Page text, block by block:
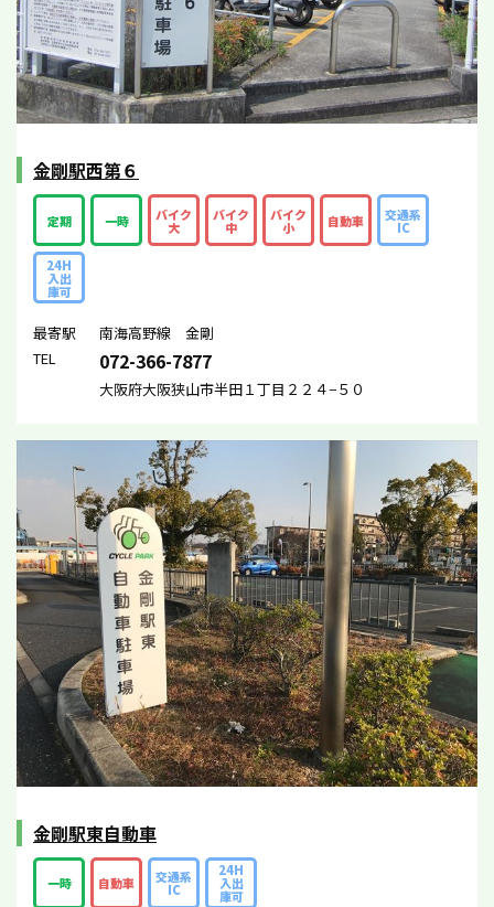
金剛駅西第６
定期 一時 バイク
大
バイク
中
バイク
小 自動車 交通系
IC
24H
入出
庫可
最寄駅
南海高野線 金剛
TEL
072-366-7877
大阪府大阪狭山市半田１丁目２２４−５０
金剛駅東自動車
一時 自動車 交通系
IC
24H
入出
庫可